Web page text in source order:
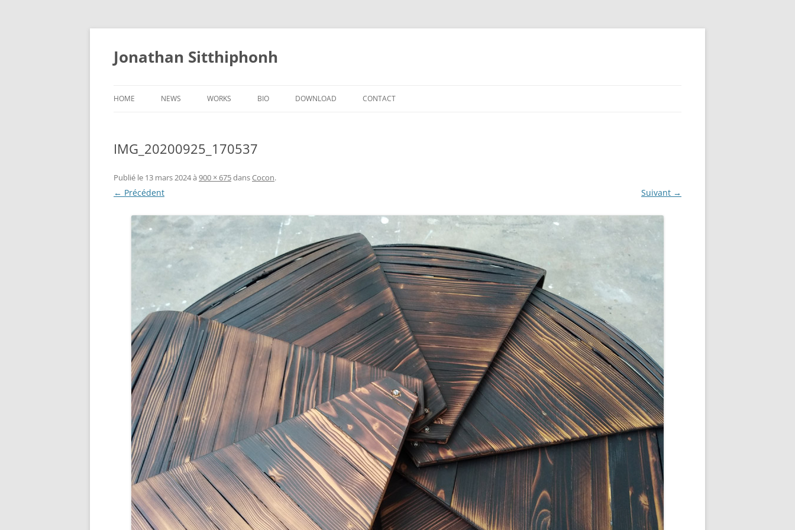
Aller
Jonathan Sitthiphonh
HOME NEWS WORKS
CERNUNNOS
COCON
BUDDHA’S PALM
NEZHA
MAIN D’OEUVRE
À QUATRE PATTES 2/2
À QUATRE PATTES 1/2
OKTO
COCOON#2 : DANGOMUSHI
COCOON#1 : DODECAHEDRON
MUE
COQUILLE
ICARE2.2
BIO DOWNLOAD CONTACT
IMG_20200925_170537
Publié le 13 mars 2024à 900 × 675dansCocon.
← Précédent Suivant →